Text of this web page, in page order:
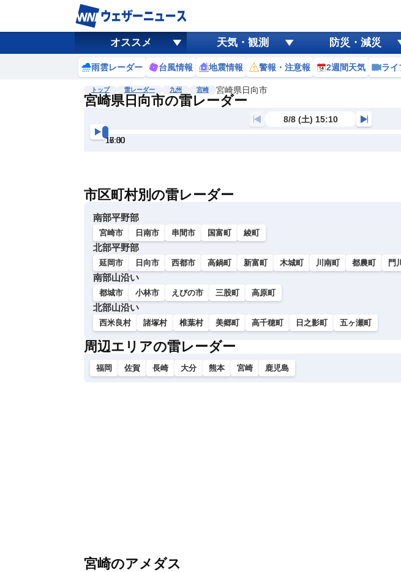
オススメ 天気・観測 防災・減災
雨雲レーダー 台風情報 地震情報 警報・注意報 2週間天気 ライ
トップ 雷レーダー 九州 宮崎 宮崎県日向市
宮崎県日向市の雷レーダー
8/8 (土) 15:10
15:30
16:00
16:30
17:00
17:30
18:00
市区町村別の雷レーダー
南部平野部
宮崎市 日南市 串間市 国富町 綾町
北部平野部
延岡市 日向市 西都市 高鍋町 新富町 木城町 川南町 都農町 門
南部山沿い
都城市 小林市 えびの市 三股町 高原町
北部山沿い
西米良村 諸塚村 椎葉村 美郷町 高千穂町 日之影町 五ヶ瀬町
周辺エリアの雷レーダー
福岡 佐賀 長崎 大分 熊本 宮崎 鹿児島
宮崎のアメダス